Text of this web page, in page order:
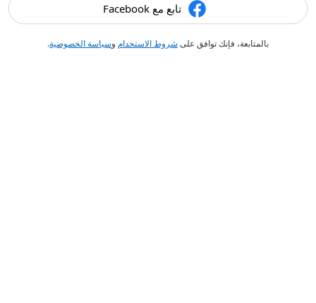
تابع مع Facebook
بالمتابعة، فإنك توافق على شروط الاستخدام وسياسة الخصوصية.